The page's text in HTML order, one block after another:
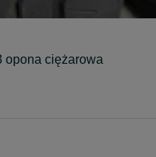
opona ciężarowa